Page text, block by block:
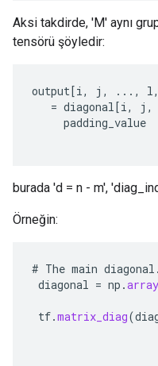
Aksi takdirde, 'M' aynı
tensörü şöyledir:
output[i, j , ..., l,
= diagonal[i, j ,
padding_value
burada 'd = n - m',
Örneğin:
# The main diagonal .
diagonal = np .array
tf.matrix_diag(